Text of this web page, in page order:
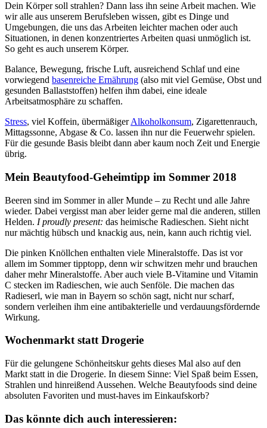
Dein Körper soll strahlen? Dann lass ihn seine Arbeit machen. Wie
wir alle aus unserem Berufsleben wissen, gibt es Dinge und
Umgebungen, die uns das Arbeiten leichter machen oder auch
Situationen, in denen konzentriertes Arbeiten quasi unmöglich ist.
So geht es auch unserem Körper.
Balance, Bewegung, frische Luft, ausreichend Schlaf und eine
vorwiegend basenreiche Ernährung (also mit viel Gemüse, Obst und
gesunden Ballaststoffen) helfen ihm dabei, eine ideale
Arbeitsatmosphäre zu schaffen.
Stress, viel Koffein, übermäßigerAlkoholkonsum, Zigarettenrauch,
Mittagssonne, Abgase & Co. lassen ihn nur die Feuerwehr spielen.
Für die gesunde Basis bleibt dann aber kaum noch Zeit und Energie
übrig.
Mein Beautyfood-Geheimtipp im Sommer 2018
Beeren sind im Sommer in aller Munde – zu Recht und alle Jahre
wieder. Dabei vergisst man aber leider gerne mal die anderen, stillen
Helden. I proudly present: das heimische Radieschen. Sieht nicht
nur mächtig hübsch und knackig aus, nein, kann auch richtig viel.
Die pinken Knöllchen enthalten viele Mineralstoffe. Das ist vor
allem im Sommer tipptopp, denn wir schwitzen mehr und brauchen
daher mehr Mineralstoffe. Aber auch viele B-Vitamine und Vitamin
C stecken im Radieschen, wie auch Senföle. Die machen das
Radieserl, wie man in Bayern so schön sagt, nicht nur scharf,
sondern verleihen ihm eine antibakterielle und verdauungsfördernde
Wirkung.
Wochenmarkt statt Drogerie
Für die gelungene Schönheitskur gehts dieses Mal also auf den
Markt statt in die Drogerie. In diesem Sinne: Viel Spaß beim Essen,
Strahlen und hinreißend Aussehen. Welche Beautyfoods sind deine
absoluten Favoriten und must-haves im Einkaufskorb?
Das könnte dich auch interessieren: